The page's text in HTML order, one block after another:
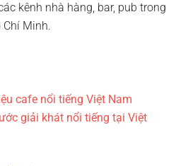
kênh nhà hàng, bar, pub trong
Chí Minh.
cafe nổi tiếng Việt Nam
giải khát nổi tiếng tại Việt